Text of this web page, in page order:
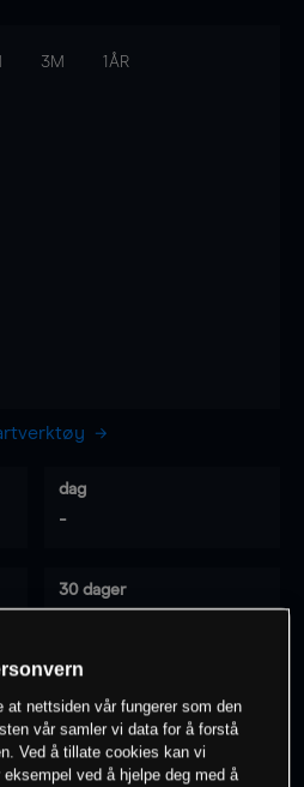
3M 1ÅR
dag
-
30 dager
på dette instrumentet
nettsiden vår fungerer som den
vår samler vi data for å forstå
Ved å tillate cookies kan vi
ved å hjelpe deg med å